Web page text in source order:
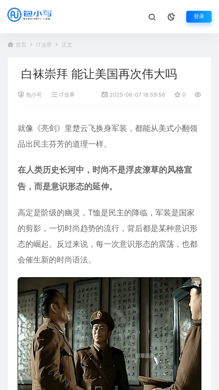
登录
首页 IT业界 正文
白袜崇拜 能让美国再次伟大吗
包小可 IT业界 2025-06-07 18:59:56 0
就像《亮剑》里楚云飞换身军装，都能从美式小翻领
品出民主芬芳的道理一样。
在人类历史长河中，时尚不是浮皮潦草的风格宣
告，而是意识形态的延伸。
高定是阶级的幽灵，T恤是民主的降临，军装是国家
的剪影，一切时尚趋势的流行，背后都是某种意识形
态的崛起。反过来说，每一次意识形态的震荡，也都
会催生新的时尚语法。